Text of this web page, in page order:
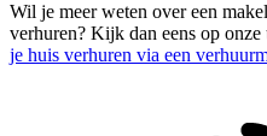
Wil je meer weten over een
verhuren? Kijk dan eens op
je huis verhuren via een